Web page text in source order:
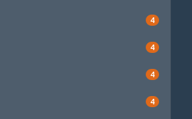
4
4
4
4